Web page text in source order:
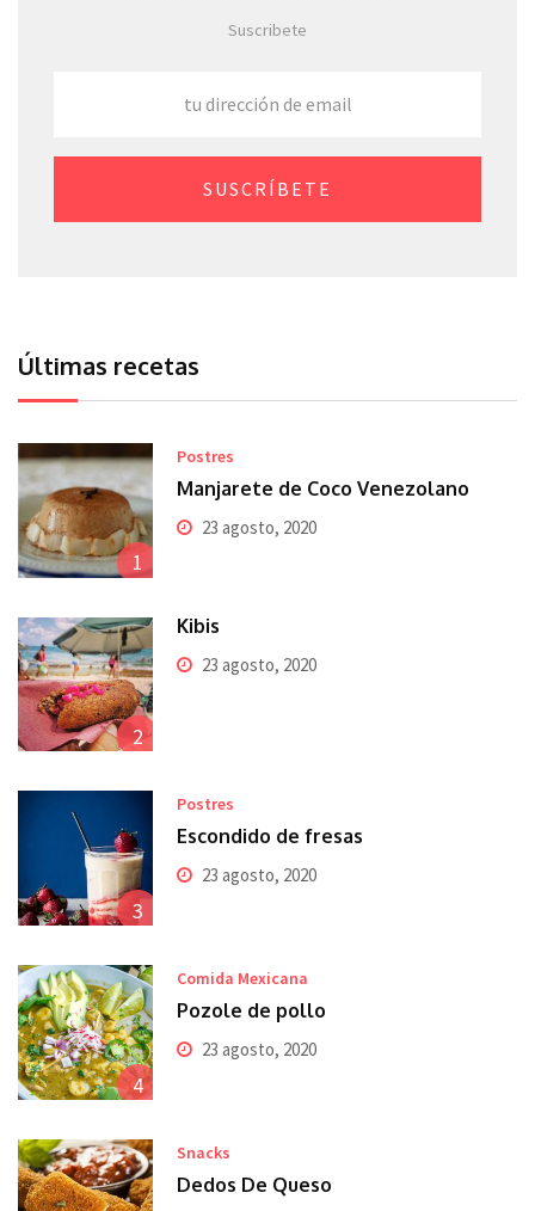
Suscribete
SUSCRÍBETE
Últimas recetas
1
Postres
Manjarete de Coco Venezolano
23 agosto, 2020
2
Kibis
23 agosto, 2020
3
Postres
Escondido de fresas
23 agosto, 2020
4
Comida Mexicana
Pozole de pollo
23 agosto, 2020
Snacks
Dedos De Queso